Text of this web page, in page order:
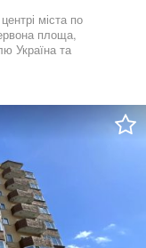
міста по
площа,
Україна та
Ціна може
уточнюйте.